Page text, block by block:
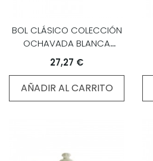
BOL CLÁSICO COLECCIÓN
OCHAVADA BLANCA
TAMAÑO MINI
27,27 €
AÑADIR AL CARRITO